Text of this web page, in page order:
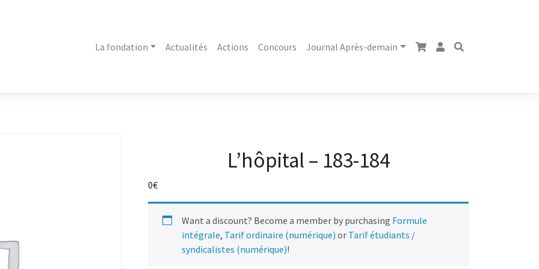
La fondation Actualités Actions Concours Journal Après-demain
L’hôpital – 183-184
0€
Want a discount? Become a member by purchasing Formule
intégrale, Tarif ordinaire (numérique) or Tarif étudiants /
syndicalistes (numérique)!